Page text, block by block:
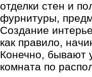
отделки стен и
фурнитуры,
Создание
как правило,
Конечно, бывают
комната по